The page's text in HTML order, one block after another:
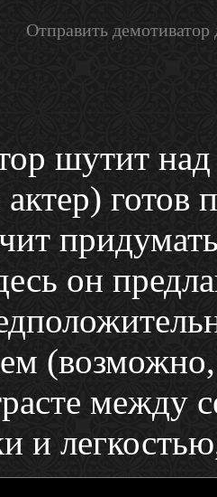
Отправить
шутит
он
между
и